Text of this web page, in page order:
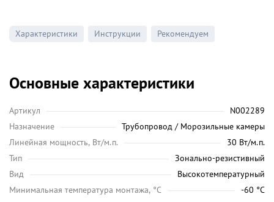
Характеристики Инструкции Рекомендуем
Основные характеристики
Артикул
N002289
Назначение
Трубопровод / Морозильные камеры
Линейная мощность, Вт/м.п.
30 Вт/м.п.
Тип
Зонально-резистивный
Вид
Высокотемпературный
Минимальная температура монтажа, °C
-60 °C